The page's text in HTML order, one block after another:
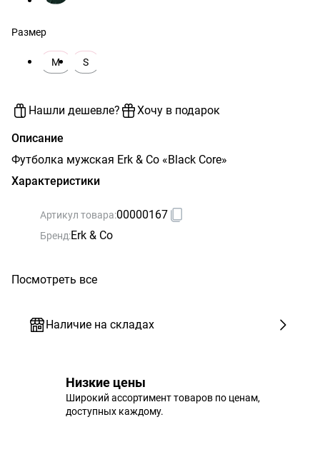
Размер
M S
Нашли дешевле? Хочу в подарок
Описание
Футболка мужская Erk & Co «Black Core»
Характеристики
Артикул товара:00000167
Бренд:Erk & Co
Посмотреть все
Наличие на складах
Низкие цены
Широкий ассортимент товаров по ценам,
доступных каждому.